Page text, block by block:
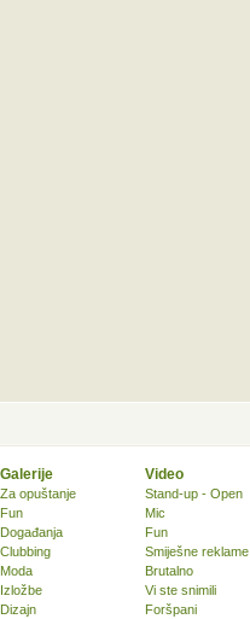
Galerije
Za opuštanje
Fun
Događanja
Clubbing
Moda
Izložbe
Dizajn
Video
Stand-up - Open
Mic
Fun
Smiješne reklame
Brutalno
Vi ste snimili
Foršpani